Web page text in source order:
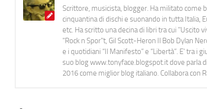
Scrittore, musicista, blogger. Ha militato come
cinquantina di dischi e suonando in tutta Italia,
etc. Ha scritto una decina di libri tra cui "Uscito
"Rock n Spor"t, Gil Scott-Heron Il Bob Dylan
e i quotidiani “Il Manifesto” e “Libertà”. E' tra i
suo blog www.tonyface.blogspot.it dove parla
2016 come miglior blog italiano. Collabora con